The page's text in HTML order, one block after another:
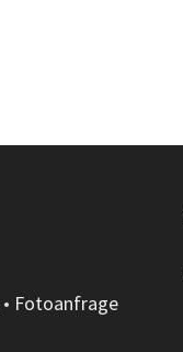
• Fotoanfrage